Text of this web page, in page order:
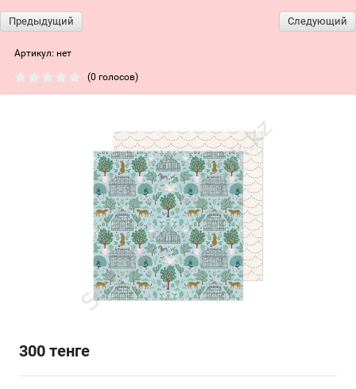
Предыдущий Следующий
Артикул: нет
(0 голосов)
300 тенге